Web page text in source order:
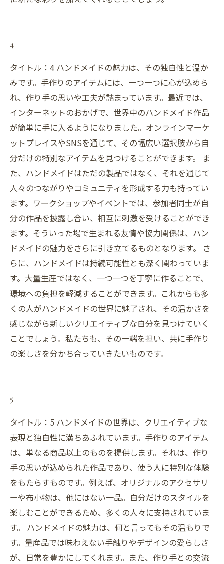
4
タイトル：4 ハンドメイドの魅力は、その独自性と温か
みです。手作りのアイテムには、一つ一つに心が込めら
れ、作り手の思いや工夫が詰まっています。最近では、
インターネットのおかげで、世界中のハンドメイド作品
が簡単に手に入るようになりました。オンラインマーケ
ットプレイスやSNSを通じて、その幅広い選択肢から自
分だけの特別なアイテムを見つけることができます。 ま
た、ハンドメイドはただの製品ではなく、それを通じて
人々のつながりやコミュニティを形成する力も持ってい
ます。ワークショップやイベントでは、参加者同士が自
分の作品を披露し合い、相互に刺激を受けることができ
ます。そういった場で生まれる友情や協力関係は、ハン
ドメイドの魅力をさらに引き立てるものとなります。 さ
らに、ハンドメイドは持続可能性とも深く関わっていま
す。大量生産ではなく、一つ一つを丁寧に作ることで、
環境への負担を軽減することができます。これからも多
くの人がハンドメイドの世界に魅了され、その温かさを
感じながら新しいクリエイティブな自分を見つけていく
ことでしょう。私たちも、その一端を担い、共に手作り
の楽しさを分かち合っていきたいものです。
5
タイトル：5 ハンドメイドの世界は、クリエイティブな
表現と独自性に満ちあふれています。手作りのアイテム
は、単なる商品以上のものを提供します。それは、作り
手の思いが込められた作品であり、使う人に特別な体験
をもたらすものです。例えば、オリジナルのアクセサリ
ーや布小物は、他にはない一品。自分だけのスタイルを
楽しむことができるため、多くの人々に支持されていま
す。 ハンドメイドの魅力は、何と言ってもその温もりで
す。量産品では味わえない手触りやデザインの愛らしさ
が、日常を豊かにしてくれます。また、作り手との交流